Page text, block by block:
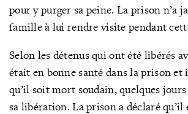
pour y purger sa peine. La prison n’a
famille à lui rendre visite pendant
Selon les détenus qui ont été libérés
était en bonne santé dans la prison
qu’il soit mort soudain, quelques
sa libération. La prison a déclaré